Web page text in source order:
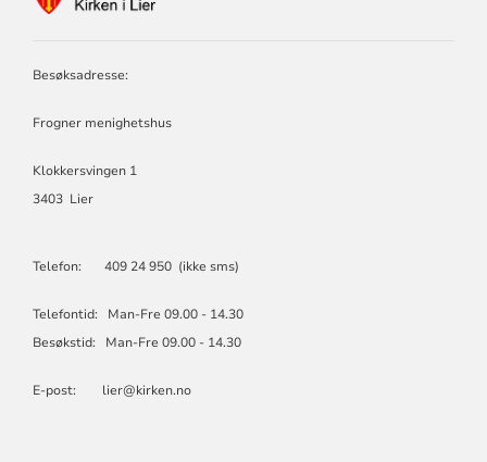
Besøksadresse:
Frogner menighetshus
Klokkersvingen 1
3403 Lier
Telefon: 409 24 950 (ikke sms)
Telefontid: Man-Fre 09.00 - 14.30
Besøkstid: Man-Fre 09.00 - 14.30
E-post: lier@kirken.no